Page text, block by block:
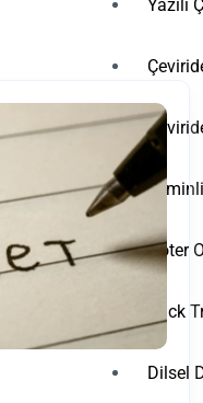
Yazılı
Noter
Back
Dilsel